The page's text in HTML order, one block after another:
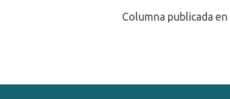
Columna publicada en